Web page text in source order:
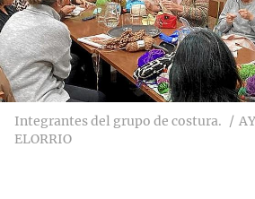
Integrantes del grupo de costura.
ELORRIO